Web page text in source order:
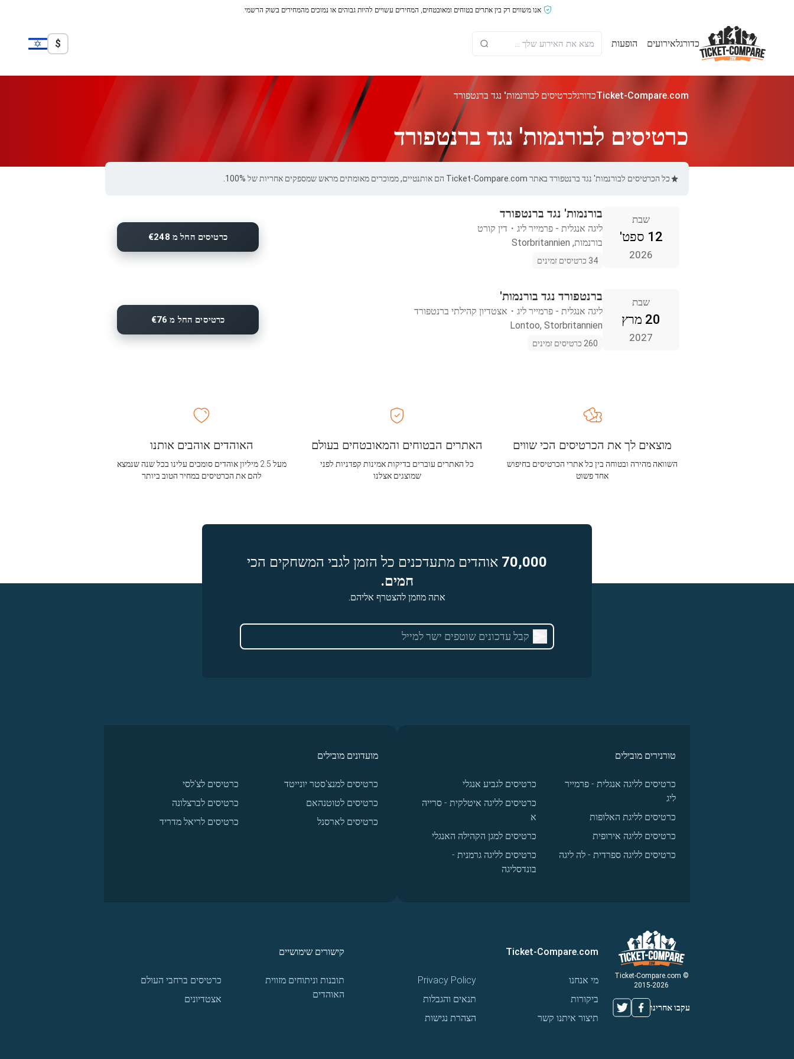
אנו משווים רק בין אתרים בטוחים ומאובטחים, המחירים עשויים להיות גבוהים או נמוכים מהמחירים בשוק הרשמי.
כדורגלאירועים הופעות $
Ticket-Compare.comכדורגלכרטיסים לבורנמות' נגד ברנטפורד
כרטיסים לבורנמות' נגד ברנטפורד
כל הכרטיסים לבורנמות' נגד ברנטפורד באתר Ticket-Compare.com הם אותנטיים, ממוכרים מאומתים מראש שמספקים אחריות של 100%.
שבת
12 ספט'
2026
בורנמות' נגד ברנטפורד
ליגה אנגלית - פרמייר ליג ・ דין קורט
בורנמות, Storbritannien
34 כרטיסים זמינים
כרטיסים החל מ €248
שבת
20 מרץ
2027
ברנטפורד נגד בורנמות'
ליגה אנגלית - פרמייר ליג ・ אצטדיון קהילתי ברנטפורד
Lontoo, Storbritannien
260 כרטיסים זמינים
כרטיסים החל מ €76
האתרים הבטוחים והמאובטחים בעולם
כל האתרים עוברים בדיקות אמינות קפדניות לפני
שמוצגים אצלנו
מוצאים לך את הכרטיסים הכי שווים
השוואה מהירה ובטוחה בין כל אתרי הכרטיסים בחיפוש
אחד פשוט
האוהדים אוהבים אותנו
מעל 2.5 מיליון אוהדים סומכים עלינו בכל שנה שנמצא
להם את הכרטיסים במחיר הטוב ביותר
70,000 אוהדים מתעדכנים כל הזמן לגבי המשחקים הכי
חמים.
אתה מוזמן להצטרף אליהם.
טורנירים מובילים
כרטיסים לליגה אנגלית - פרמייר
ליג
כרטיסים לליגת האלופות
כרטיסים לליגה אירופית
כרטיסים לליגה ספרדית - לה ליגה
כרטיסים לגביע אנגלי
כרטיסים לליגה איטלקית - סרייה
א
כרטיסים למגן הקהילה האנגלי
כרטיסים לליגה גרמנית -
בונדסליגה
מועדונים מובילים
כרטיסים למנצ'סטר יונייטד
כרטיסים לטוטנהאם
כרטיסים לארסנל
כרטיסים לצ'לסי
כרטיסים לברצלונה
כרטיסים לריאל מדריד
© Ticket-Compare.com
2015-2026
עקבו אחרינו
Ticket-Compare.com
מי אנחנו
ביקורות
תיצור איתנו קשר
Privacy Policy
תנאים והגבלות
הצהרת נגישות
קישורים שימושיים
תובנות וניתוחים מזווית
האוהדים
כרטיסים ברחבי העולם
אצטדיונים